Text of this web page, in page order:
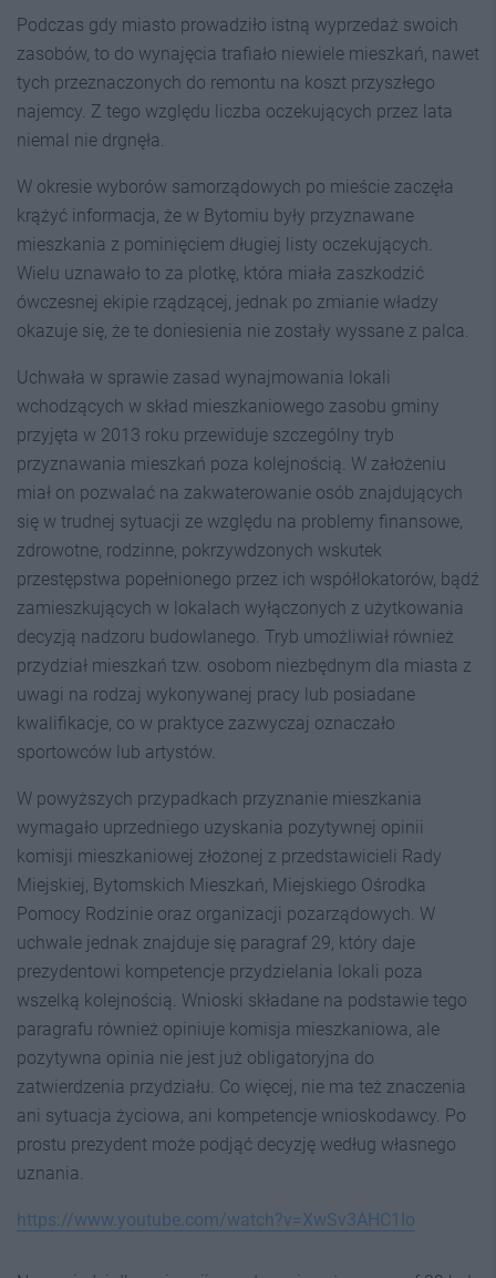
Podczas gdy miasto prowadziło istną wyprzedaż swoich
zasobów, to do wynajęcia trafiało niewiele mieszkań, nawet
tych przeznaczonych do remontu na koszt przyszłego
najemcy. Z tego względu liczba oczekujących przez lata
niemal nie drgnęła.
W okresie wyborów samorządowych po mieście zaczęła
krążyć informacja, że w Bytomiu były przyznawane
mieszkania z pominięciem długiej listy oczekujących.
Wielu uznawało to za plotkę, która miała zaszkodzić
ówczesnej ekipie rządzącej, jednak po zmianie władzy
okazuje się, że te doniesienia nie zostały wyssane z palca.
Uchwała w sprawie zasad wynajmowania lokali
wchodzących w skład mieszkaniowego zasobu gminy
przyjęta w 2013 roku przewiduje szczególny tryb
przyznawania mieszkań poza kolejnością. W założeniu
miał on pozwalać na zakwaterowanie osób znajdujących
się w trudnej sytuacji ze względu na problemy finansowe,
zdrowotne, rodzinne, pokrzywdzonych wskutek
przestępstwa popełnionego przez ich współlokatorów, bądź
zamieszkujących w lokalach wyłączonych z użytkowania
decyzją nadzoru budowlanego. Tryb umożliwiał również
przydział mieszkań tzw. osobom niezbędnym dla miasta z
uwagi na rodzaj wykonywanej pracy lub posiadane
kwalifikacje, co w praktyce zazwyczaj oznaczało
sportowców lub artystów.
W powyższych przypadkach przyznanie mieszkania
wymagało uprzedniego uzyskania pozytywnej opinii
komisji mieszkaniowej złożonej z przedstawicieli Rady
Miejskiej, Bytomskich Mieszkań, Miejskiego Ośrodka
Pomocy Rodzinie oraz organizacji pozarządowych. W
uchwale jednak znajduje się paragraf 29, który daje
prezydentowi kompetencje przydzielania lokali poza
wszelką kolejnością. Wnioski składane na podstawie tego
paragrafu również opiniuje komisja mieszkaniowa, ale
pozytywna opinia nie jest już obligatoryjna do
zatwierdzenia przydziału. Co więcej, nie ma też znaczenia
ani sytuacja życiowa, ani kompetencje wnioskodawcy. Po
prostu prezydent może podjąć decyzję według własnego
uznania.
https://www.youtube.com/watch?v=XwSv3AHC1Io